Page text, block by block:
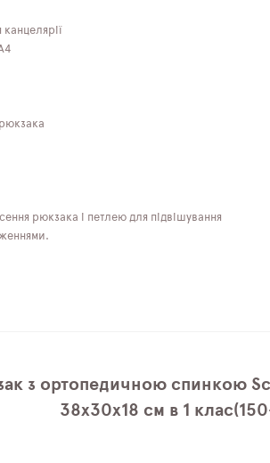
рюкзака і петлею для підвішування
з ортопедичною спинкою
38х30х18 см в 1